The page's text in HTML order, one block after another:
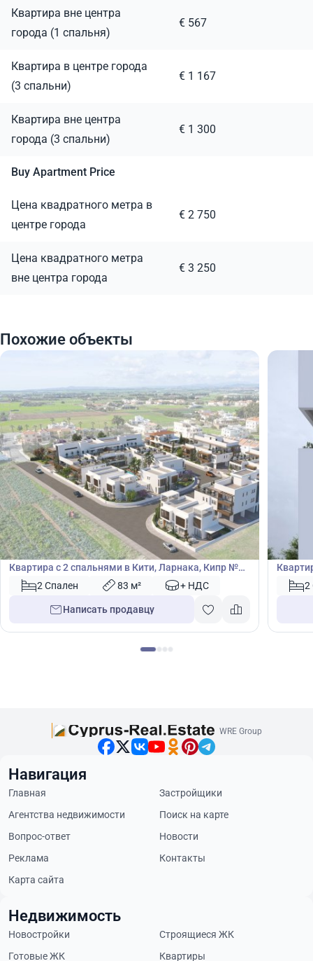
Квартира вне центра
города (1 спальня)
€ 567
Квартира в центре города
(3 спальни)
€ 1 167
Квартира вне центра
города (3 спальни)
€ 1 300
Buy Apartment Price
Цена квадратного метра в
центре города
€ 2 750
Цена квадратного метра
вне центра города
€ 3 250
Похожие объекты
€255 000
Квартира
Квартира с 2 спальнями в Кити, Ларнака, Кипр №
438732 Спален 83 м² + НДС
Написать продавцу
2
WRE Group
Навигация
Главная
Застройщики
Агентства недвижимости
Поиск на карте
Вопрос-ответ
Новости
Реклама
Контакты
Карта сайта
Недвижимость
Новостройки
Строящиеся ЖК
Готовые ЖК
Квартиры